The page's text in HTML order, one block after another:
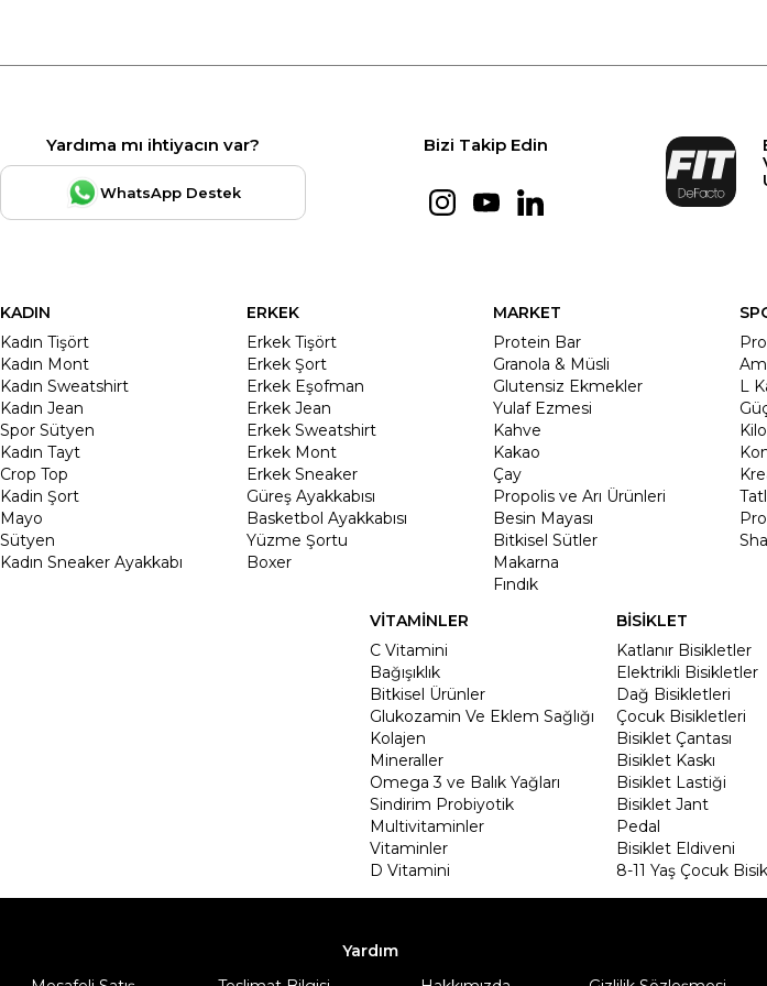
Yardıma mı ihtiyacın var?
WhatsApp Destek
Bizi Takip Edin
KADIN
Kadın Tişört
Kadın Mont
Kadın Sweatshirt
Kadın Jean
Spor Sütyen
Kadın Tayt
Crop Top
Kadin Şort
Mayo
Sütyen
Kadın Sneaker Ayakkabı
ERKEK
Erkek Tişört
Erkek Şort
Erkek Eşofman
Erkek Jean
Erkek Sweatshirt
Erkek Mont
Erkek Sneaker
Güreş Ayakkabısı
Basketbol Ayakkabısı
Yüzme Şortu
Boxer
MARKET
Protein Bar
Granola & Müsli
Glutensiz Ekmekler
Yulaf Ezmesi
Kahve
Kakao
Çay
Propolis ve Arı Ürünleri
Besin Mayası
Bitkisel Sütler
Makarna
Fındık
L
VİTAMİNLER
C Vitamini
Bağışıklık
Bitkisel Ürünler
Glukozamin Ve Eklem Sağlığı
Kolajen
Mineraller
Omega 3 ve Balık Yağları
Sindirim Probiyotik
Multivitaminler
Vitaminler
D Vitamini
BİSİKLET
Katlanır Bisikletler
Elektrikli Bisikletler
Dağ Bisikletleri
Çocuk Bisikletleri
Bisiklet Çantası
Bisiklet Kaskı
Bisiklet Lastiği
Bisiklet Jant
Pedal
Bisiklet Eldiveni
8-11 Yaş Çocuk
Yardım